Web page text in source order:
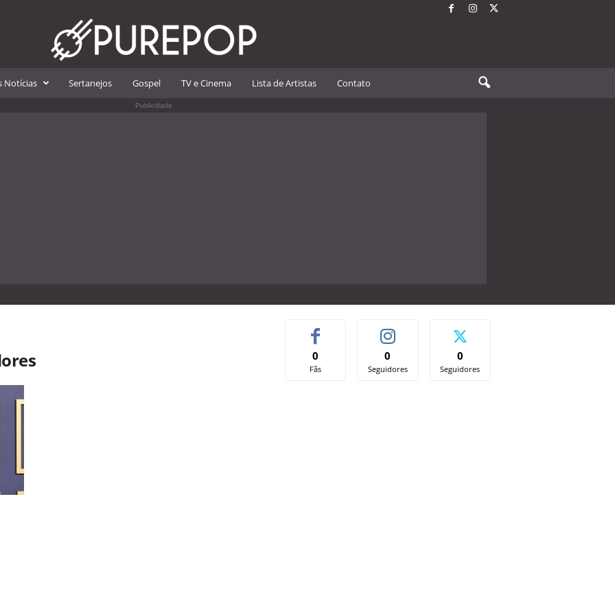
Notícias Sertanejos Gospel TV e Cinema Lista de Artistas Contato
Publicidade
0
Fãs
0
Seguidores
0
Seguidores